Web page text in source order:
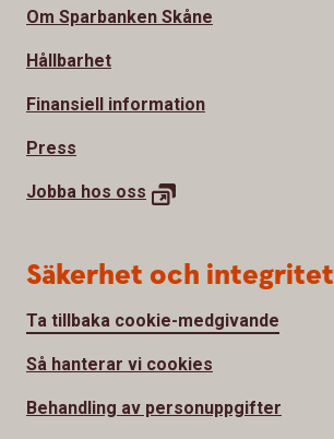
Om Sparbanken Skåne
Hållbarhet
Finansiell information
Press
Jobba hos oss
Säkerhet och integritet
Ta tillbaka cookie-medgivande
Så hanterar vi cookies
Behandling av personuppgifter